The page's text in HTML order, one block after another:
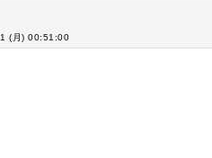
(月) 00:51:00